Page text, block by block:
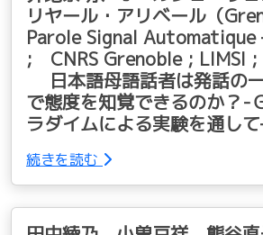
リヤール・アリベール（
Parole Signal Automatique
; CNRS Grenoble ; LIMSI ;
日本語母語話者は発話の
で態度を知覚できるのか？-
ラダイムによる実験を通し
続きを読む